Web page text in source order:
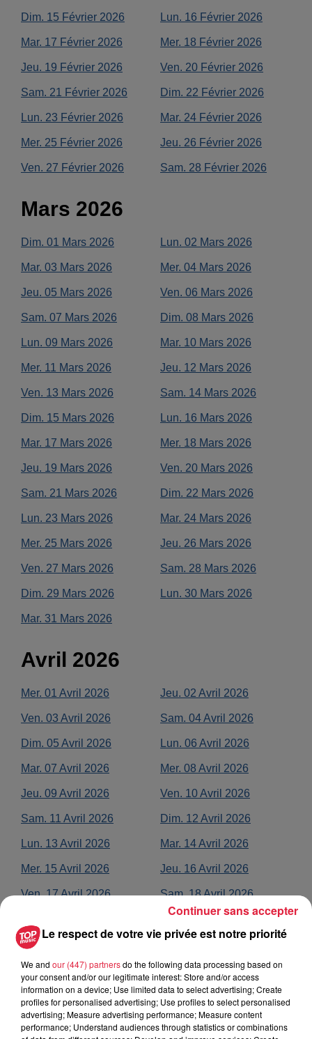
Dim. 15 Février 2026 Lun. 16 Février 2026
Mar. 17 Février 2026 Mer. 18 Février 2026
Jeu. 19 Février 2026 Ven. 20 Février 2026
Sam. 21 Février 2026 Dim. 22 Février 2026
Lun. 23 Février 2026 Mar. 24 Février 2026
Mer. 25 Février 2026 Jeu. 26 Février 2026
Ven. 27 Février 2026 Sam. 28 Février 2026
Mars 2026
Dim. 01 Mars 2026 Lun. 02 Mars 2026
Mar. 03 Mars 2026 Mer. 04 Mars 2026
Jeu. 05 Mars 2026 Ven. 06 Mars 2026
Sam. 07 Mars 2026 Dim. 08 Mars 2026
Lun. 09 Mars 2026 Mar. 10 Mars 2026
Mer. 11 Mars 2026 Jeu. 12 Mars 2026
Ven. 13 Mars 2026 Sam. 14 Mars 2026
Dim. 15 Mars 2026 Lun. 16 Mars 2026
Mar. 17 Mars 2026 Mer. 18 Mars 2026
Jeu. 19 Mars 2026 Ven. 20 Mars 2026
Sam. 21 Mars 2026 Dim. 22 Mars 2026
Lun. 23 Mars 2026 Mar. 24 Mars 2026
Mer. 25 Mars 2026 Jeu. 26 Mars 2026
Ven. 27 Mars 2026 Sam. 28 Mars 2026
Dim. 29 Mars 2026 Lun. 30 Mars 2026
Mar. 31 Mars 2026
Avril 2026
Mer. 01 Avril 2026 Jeu. 02 Avril 2026
Ven. 03 Avril 2026 Sam. 04Avril 2026
Dim. 05 Avril 2026 Lun. 06 Avril 2026
Mar. 07 Avril 2026 Mer. 08 Avril 2026
Jeu. 09 Avril 2026 Ven. 10Avril 2026
Sam. 11 Avril 2026 Dim. 12 Avril 2026
Lun. 13 Avril 2026 Mar. 14Avril 2026
Mer. 15 Avril 2026 Jeu. 16 Avril 2026
Ven. 17Avril 2026 Sam. 18Avril 2026
Lun. 20 Avril 2026
Mar. Avril Mer.
Jeu. 23 Avril 2026 Ven. 24Avril 2026
Sam. 25 Avril 2026 Dim. 26Avril 2026
Lun. 27 Avril 2026 Mar. 28Avril 2026
Le respect de votre vie privée est notre priorité
We and our (447) partnersdo the following data processing based on
your consent and/or our legitimate interest: Store and/or access
information on a device; Use limited data to select advertising; Create
profiles for personalised advertising; Use profiles to select personalised
advertising; Measure advertising performance; Measure content
performance; Understand audiences through statistics or combinations
Continuer sans accepter